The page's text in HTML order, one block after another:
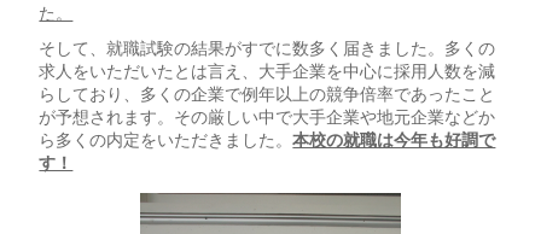
た。
そして、就職試験の結果がすでに数多く届きました。多くの
求人をいただいたとは言え、大手企業を中心に採用人数を減
らしており、多くの企業で例年以上の競争倍率であったこと
が予想されます。その厳しい中で大手企業や地元企業などか
ら多くの内定をいただきました。本校の就職は今年も好調で
す！